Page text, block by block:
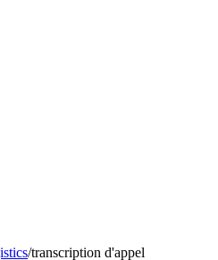
/transcription d'appel